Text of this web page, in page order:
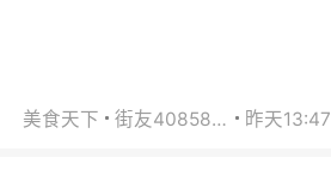
美食天下 街友40858442 昨天13:47